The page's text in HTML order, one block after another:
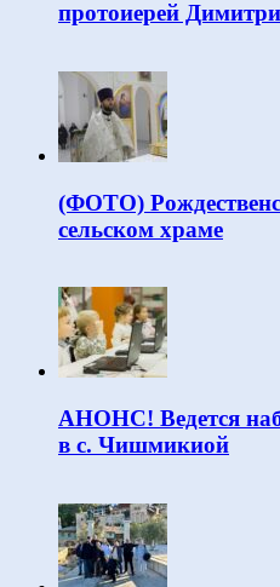
протоиерей
(ФОТО)
сельском храме
АНОНС! Ведется
в с. Чишмикиой